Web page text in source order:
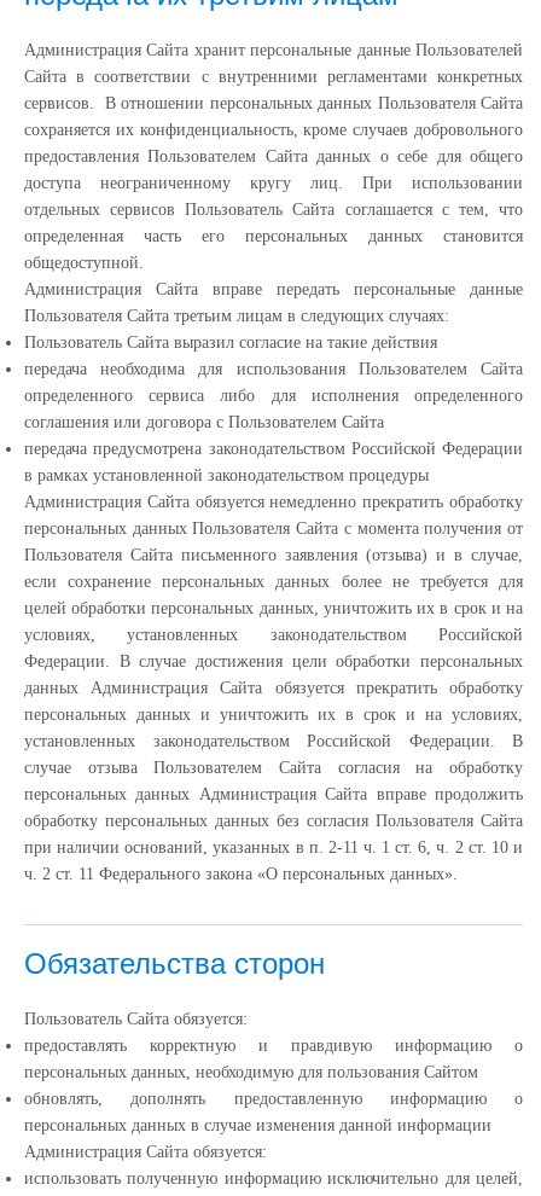
Администрация Сайта хранит персональные данные Пользователей
Сайта в соответствии с внутренними регламентами конкретных
сервисов. В отношении персональных данных Пользователя Сайта
сохраняется их конфиденциальность, кроме случаев добровольного
предоставления Пользователем Сайта данных о себе для общего
доступа неограниченному кругу лиц. При использовании
отдельных сервисов Пользователь Сайта соглашается с тем, что
определенная часть его персональных данных становится
общедоступной.
Администрация Сайта вправе передать персональные данные
Пользователя Сайта третьим лицам в следующих случаях:
Пользователь Сайта выразил согласие на такие действия
передача необходима для использования Пользователем Сайта
определенного сервиса либо для исполнения определенного
соглашения или договора с Пользователем Сайта
передача предусмотрена законодательством Российской Федерации
в рамках установленной законодательством процедуры
Администрация Сайта обязуется немедленно прекратить обработку
персональных данных Пользователя Сайта с момента получения от
Пользователя Сайта письменного заявления (отзыва) и в случае,
если сохранение персональных данных более не требуется для
целей обработки персональных данных, уничтожить их в срок и на
условиях, установленных законодательством Российской
Федерации. В случае достижения цели обработки персональных
данных Администрация Сайта обязуется прекратить обработку
персональных данных и уничтожить их в срок и на условиях,
установленных законодательством Российской Федерации. В
случае отзыва Пользователем Сайта согласия на обработку
персональных данных Администрация Сайта вправе продолжить
обработку персональных данных без согласия Пользователя Сайта
при наличии оснований, указанных в п. 2-11 ч. 1 ст. 6, ч. 2 ст. 10 и
ч. 2 ст. 11 Федерального закона «О персональных данных».
Обязательства сторон
Пользователь Сайта обязуется:
предоставлять корректную и правдивую информацию о
персональных данных, необходимую для пользования Сайтом
обновлять, дополнять предоставленную информацию о
персональных данных в случае изменения данной информации
Администрация Сайта обязуется:
использовать полученную информацию исключительно для целей,